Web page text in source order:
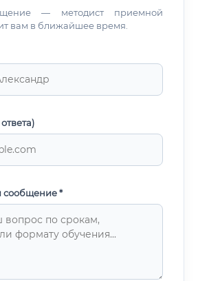
— методист приемной
вам в ближайшее время.
сообщение *